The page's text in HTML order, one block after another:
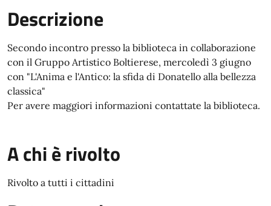
Descrizione
Secondo incontro presso la biblioteca in collaborazione
con il Gruppo Artistico Boltierese, mercoledì 3 giugno
con "L'Anima e l'Antico: la sfida di Donatello alla bellezza
classica"
Per avere maggiori informazioni contattate la biblioteca.
A chi è rivolto
Rivolto a tutti i cittadini